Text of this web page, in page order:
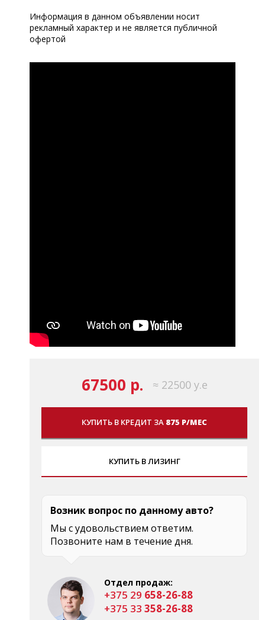
Информация в данном объявлении носит
рекламный характер и не является публичной
офертой
67500 р. ≈ 22500 у.е
КУПИТЬ В КРЕДИТ ЗА 875 Р/МЕС
КУПИТЬ В ЛИЗИНГ
Возник вопрос по данному авто?
Мы с удовольствием ответим.
Позвоните нам в течение дня.
Отдел продаж:
+375 29 658-26-88
+375 33 358-26-88